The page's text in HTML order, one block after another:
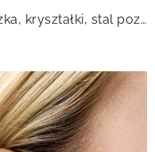
Kolczyki serduszka, kryształki, stal pozłacana S215528Z00